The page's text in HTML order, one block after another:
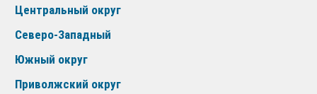
Центральный округ
Северо-Западный
Южный округ
Приволжский округ